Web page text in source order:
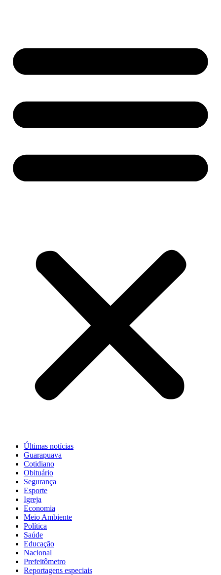
Últimas notícias
Guarapuava
Cotidiano
Obituário
Segurança
Esporte
Igreja
Economia
Meio Ambiente
Política
Saúde
Educação
Nacional
Prefeitômetro
Reportagens especiais